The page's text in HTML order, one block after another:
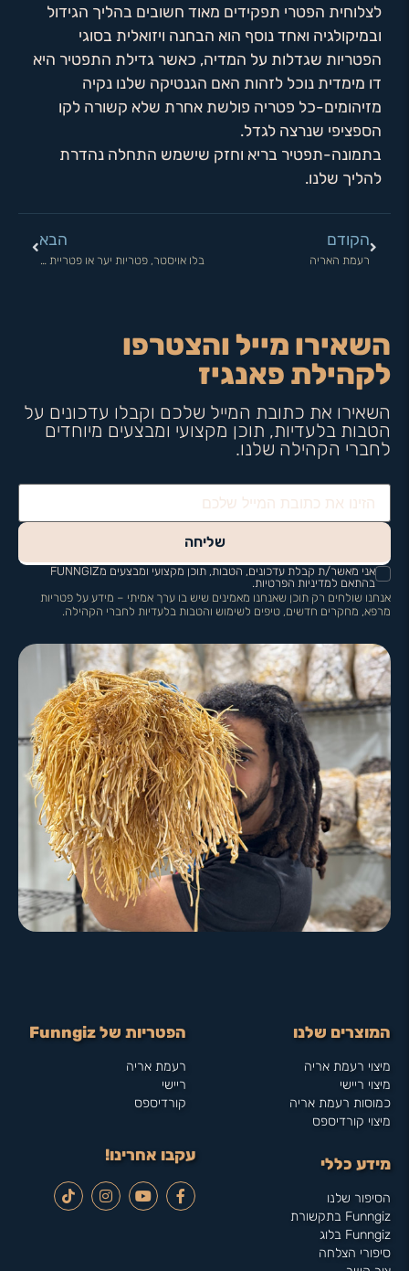
לצלוחית הפטרי תפקידים מאוד חשובים בהליך הגידול
ובמיקולגיה ואחד נוסף הוא הבחנה ויזואלית בסוגי
הפטריות שגדלות על המדיה, כאשר גדילת התפטיר היא
דו מימדית נוכל לזהות האם הגנטיקה שלנו נקיה
מזיהומים-כל פטריה פולשת אחרת שלא קשורה לקו
הספציפי שנרצה לגדל.
בתמונה-תפטיר בריא וחזק שישמש התחלה נהדרת
להליך שלנו.
הקודם
רעמת האריה
הבא
בלו אויסטר, פטריות יער או פטריית ירדן? סוד האיכות של פאנגיז
השאירו מייל והצטרפו
לקהילת פאנגיז
השאירו את כתובת המייל שלכם וקבלו עדכונים על
הטבות בלעדיות, תוכן מקצועי ומבצעים מיוחדים
לחברי הקהילה שלנו.
שליחה
אני מאשר/ת קבלת עדכונים, הטבות, תוכן מקצועי ומבצעים מFUNNGIZ
בהתאם למדיניות הפרטיות.
אנחנו שולחים רק תוכן שאנחנו מאמינים שיש בו ערך אמיתי – מידע על פטריות
מרפא, מחקרים חדשים, טיפים לשימוש והטבות בלעדיות לחברי הקהילה.
המוצרים שלנו
מיצוי רעמת אריה
מיצוי ריישי
כמוסות רעמת אריה
מיצוי קורדיספס
הפטריות של Funngiz
רעמת אריה
ריישי
קורדיספס
מידע כללי
הסיפור שלנו
Funngiz בתקשורת
Funngiz בלוג
סיפורי הצלחה
עקבו אחרינו!